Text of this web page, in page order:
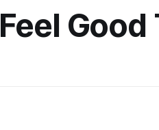
Feel Good